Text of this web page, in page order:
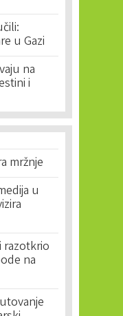
u Gazi
na
i
mržnje
u
razotkrio
na